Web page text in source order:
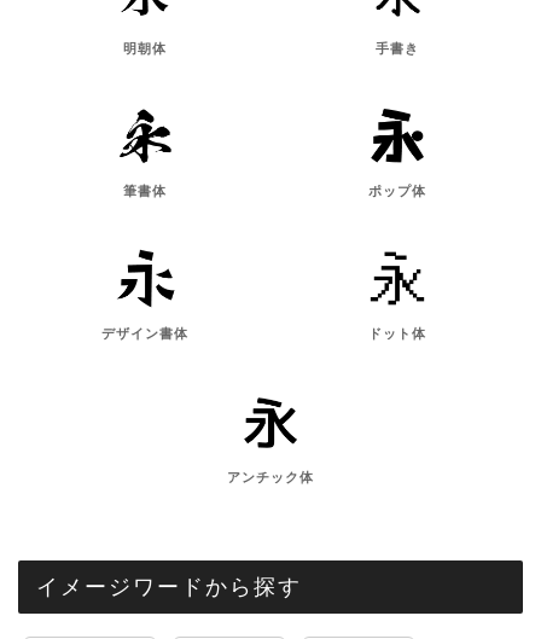
明朝体 手書き
筆書体 ポップ体
デザイン書体 ドット体
アンチック体
イメージワードから探す